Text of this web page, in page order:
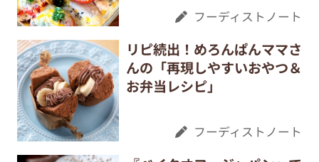
フーディストノート
リピ続出！めろんぱんママさ
んの「再現しやすいおやつ＆
お弁当レシピ」
フーディストノート